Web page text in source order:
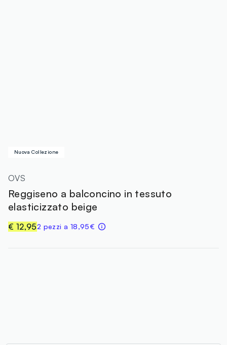
Nuova Collezione
OVS
Reggiseno a balconcino in tessuto
elasticizzato beige
€ 12,952 pezzi a 18,95€